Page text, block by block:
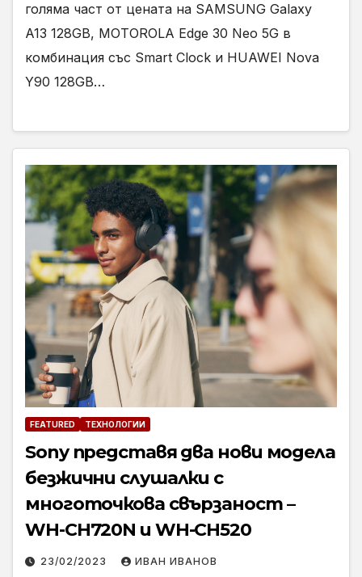
голяма част от цената на SAMSUNG Galaxy
A13 128GB, MOTOROLA Edge 30 Neo 5G в
комбинация със Smart Clock и HUAWEI Nova
Y90 128GB…
FEATURED ТЕХНОЛОГИИ
Sony представя два нови модела
безжични слушалки с
многоточкова свързаност –
WH-CH720N и WH-CH520
23/02/2023 ИВАН ИВАНОВ